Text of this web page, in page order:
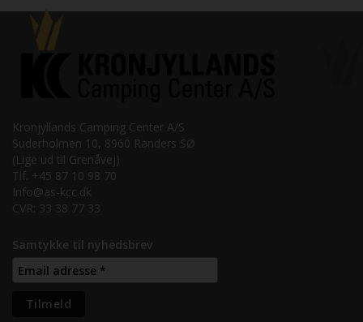
Kronjyllands Camping Center A/S
Suderholmen 10, 8960 Randers SØ
(Lige ud til Grenåvej)
Tlf. +45 87 10 98 70
Info@as-kcc.dk
CVR: 33 38 77 33
Samtykke til nyhedsbrev